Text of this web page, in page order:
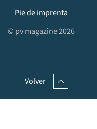
Pie de imprenta
© pv magazine 2026
Volver